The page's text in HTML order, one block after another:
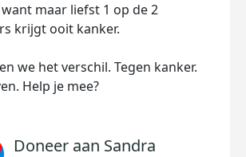
maar liefst 1 op de 2
krijgt ooit kanker.
we het verschil. Tegen kanker.
Help je mee?
Doneer aan Sandra